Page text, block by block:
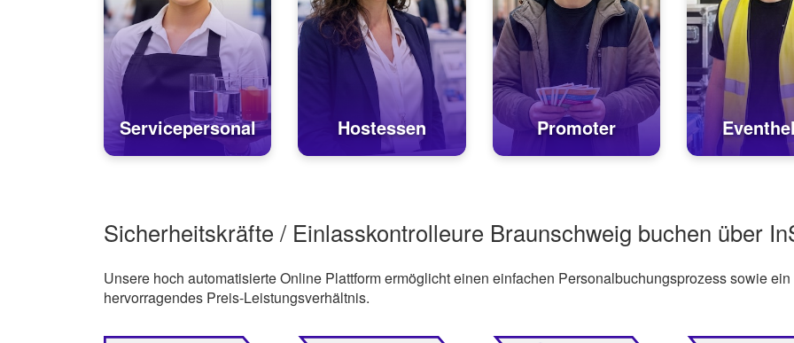
Servicepersonal Hostessen Promoter
Sicherheitskräfte / Einlasskontrolleure Braunschweig buchen über
Unsere hoch automatisierte Online Plattform ermöglicht einen einfachen Personalbuchungsprozess sowie ein
hervorragendes Preis-Leistungsverhältnis.